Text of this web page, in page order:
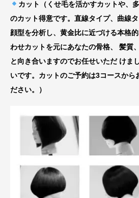
カット（くせ毛を活かすカットや、
のカット得意です。直線タイプ、曲線
顔型を分析し、黄金比に近づける本格
わせカットを元にあなたの骨格、
髪質
と向き合いますのでお任せいただ けま
いです。カットのご予約は3コースから
ださい。）